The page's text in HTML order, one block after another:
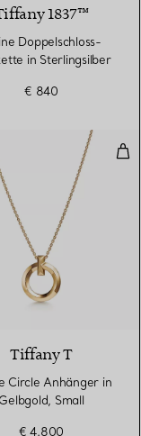
1837™
Doppelschloss-
in Sterlingsilber
€ 840
mit
2 Materialien
T
Tiffany T
Circle Anhänger in
Gelbgold, Small
€ 4.800